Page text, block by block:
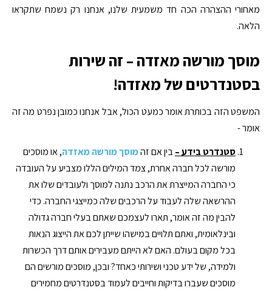
מאחורי ההצהרה הכה חד משמעית שלנו, אנחנו רק נשמח שתקראו
הלאה.
מוסך מורשה מאזדה – זה שירות
בסטנדרטים של מאזדה!
המשפט הזה בכותרת אומר כמעט הכול, אבל אנחנו כמובן נפרט מה זה
אומר -
סטנדרט בידע –בין אם זהמוסך מורשה מאזדה, או מוסכים
מורשה לכל חברה אחרת, צמד המילים הללו מצביע על העובדה
כי החברה המייצרת את הרכב נתנה למוסך ולעובדים שלו את
ההרשאה שלה לעבוד על הרכבים שלה כמייצגי החברה. כדי
להבין מה זה אומר, תארו לעצמכם שאתם בעלי חברה גדולה
ובינלאומית, ואתם תלויים במישהו שייתן לכם את הייצוג הנאות
בכל מקום בעולם. האם לא הייתם מעבירים אותם דרך הכשרות
ולמידה, של ידע טכני ושירותי כאחד? ובכן, מוסכים מורשים הם
מוסכים שעברו בדיקות וחייבים לעמוד בסטנדרטים מחמירים